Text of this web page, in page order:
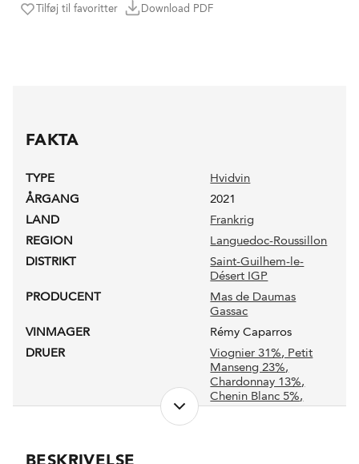
Tilføj til favoritter Download PDF
FAKTA
TYPE
Hvidvin
ÅRGANG
2021
LAND
Frankrig
REGION
Languedoc-Roussillon
DISTRIKT
Saint-Guilhem-le-
Désert IGP
PRODUCENT
Mas de Daumas
Gassac
VINMAGER
Rémy Caparros
DRUER
Viognier 31%, Petit
Manseng 23%,
Chardonnay 13%,
Chenin Blanc 5%,
Andre druer 28%
LUKKEANORDNING
BESKRIVELSE